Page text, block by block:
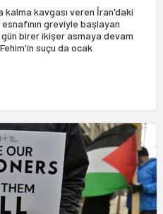
kalma kavgası veren İran'daki
greviyle başlayan
birer ikişer asmaya devam
suçu da ocak